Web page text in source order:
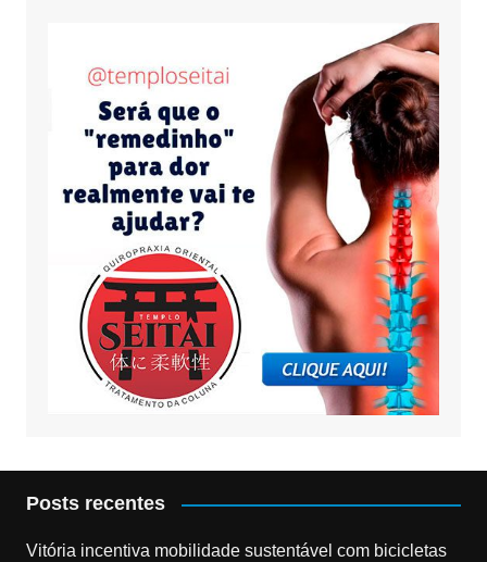
Posts recentes
Vitória incentiva mobilidade sustentável com bicicletas